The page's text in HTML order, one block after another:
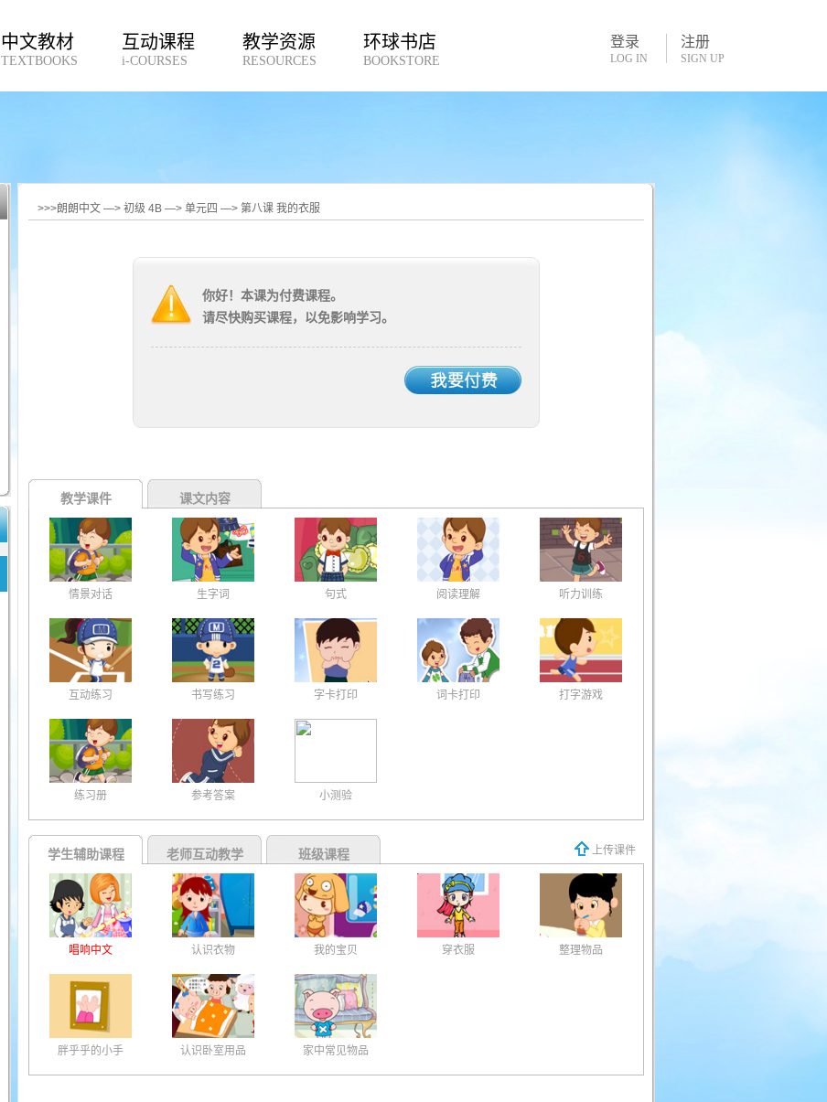
中文教材
TEXTBOOKS
互动课程
i-COURSES
教学资源
RESOURCES
环球书店
BOOKSTORE
登录
LOG IN
注册
SIGN UP
>>>朗朗中文 —> 初级 4B —> 单元四 —> 第八课 我的衣服
你好！本课为付费课程。
请尽快购买课程，以免影响学习。
教学课件 课文内容
情景对话 生字词 句式 阅读理解 听力训练
互动练习 书写练习 字卡打印 词卡打印 打字游戏
练习册 参考答案 小测验
学生辅助课程 老师互动教学 班级课程 上传课件
唱响中文 认识衣物 我的宝贝 穿衣服 整理物品
胖乎乎的小手 认识卧室用品 家中常见物品